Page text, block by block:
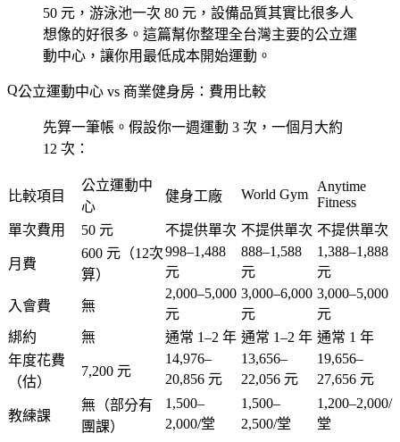
50 元，游泳池一次 80 元，設備品質其實比很多人
想像的好很多。這篇幫你整理全台灣主要的公立運
動中心，讓你用最低成本開始運動。
公立運動中心 vs 商業健身房：費用比較
先算一筆帳。假設你一週運動 3 次，一個月大約
12 次：
比較項目
公立運動中
心
健身工廠 World Gym
Anytime
Fitness
單次費用
50 元 不提供單次 不提供單次 不提供單次
月費
600 元（12次
算）
998–1,488
元
888–1,588
元
1,388–1,888
元
入會費 無
2,000–5,000
元
3,000–6,000
元
3,000–5,000
元
綁約
無 通常 1–2 年 通常 1–2 年 通常 1 年
年度花費
（估）
7,200 元
14,976–
20,856 元
13,656–
22,056 元
19,656–
27,656 元
教練課
無（部分有
團課）
1,500–
2,000/堂
1,500–
2,500/堂
1,200–2,000/
堂